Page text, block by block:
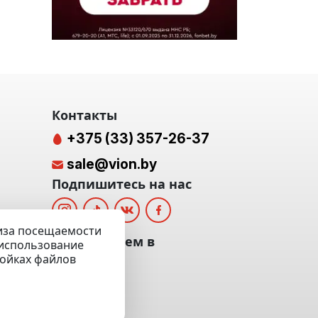
посещаемости
файлов
Контакты
+375 (33) 357-26-37
sale@vion.by
Подпишитесь на нас
Мы отвечаем в